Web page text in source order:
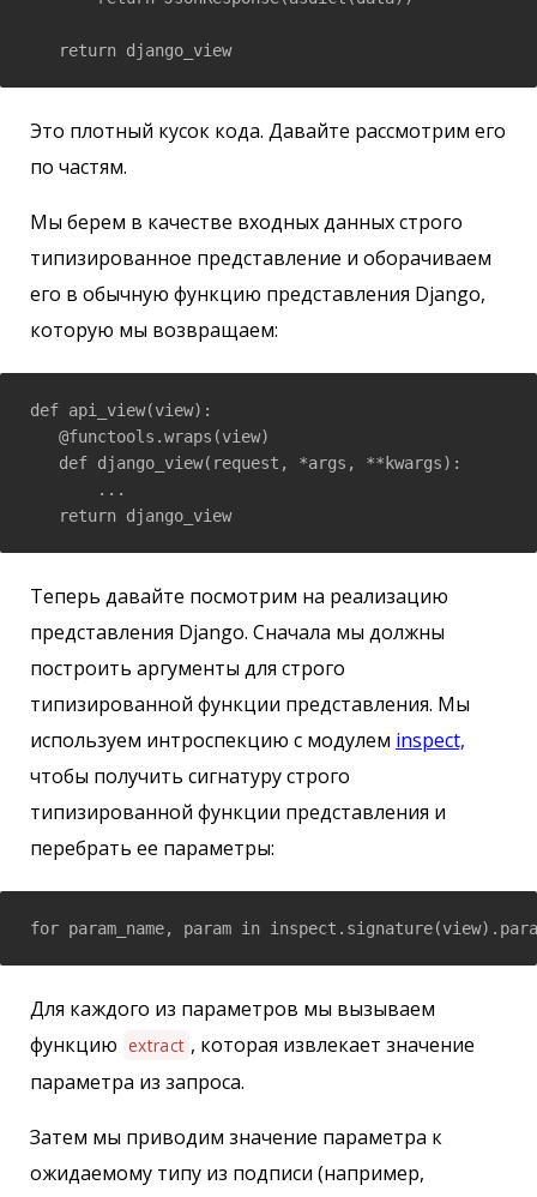
   return django_view
Это плотный кусок кода. Давайте рассмотрим его
по частям.
Мы берем в качестве входных данных строго
типизированное представление и оборачиваем
его в обычную функцию представления Django,
которую мы возвращаем:
def api_view(view):
   @functools.wraps(view)
   def django_view(request, *args, **kwargs):
       ...
   return django_view
Теперь давайте посмотрим на реализацию
представления Django. Сначала мы должны
построить аргументы для строго
типизированной функции представления. Мы
используем интроспекцию с модулем inspect,
чтобы получить сигнатуру строго
типизированной функции представления и
перебрать ее параметры:
for param_name, param in
Для каждого из параметров мы вызываем
функцию extract , которая извлекает значение
параметра из запроса.
Затем мы приводим значение параметра к
ожидаемому типу из подписи (например,